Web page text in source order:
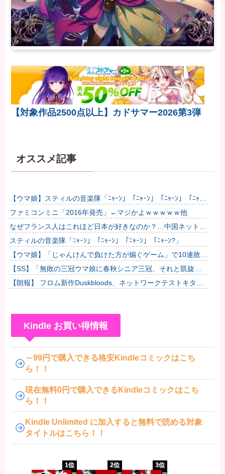
【対象作品2500点以上】カドサマー2026第3弾
オススメ記事
【ウマ娘】スティルの音楽隊「ﾆｬｰﾝ」「ﾆｬｰﾝ」「ﾆｬｰﾝ」「ﾆｬｰ
ﾝ?」他
ファミコンミニ「2016年発売」←マジかよｗｗｗｗｗ他
なぜフランス人はこれほど日本が好きなのか？…中国ネット
「中国と北朝鮮を除いて日本が好き」！
スティルの音楽隊「ﾆｬｰﾝ」「ﾆｬｰﾝ」「ﾆｬｰﾝ」「ﾆｬｰﾝ?」
【ウマ娘】「じゃんけんで負けた方が煽ぐゲーム」で10連敗中
のゼファー
【SS】「無敗の三冠ウマ娘に春秋シニア三冠、それと凱旋門
で勝利したら結婚してもいいよ」と担当ウマ娘に発言した普通
のトレー...
【朗報】 フロム新作Duskbloods、ネットワークテストキタ
Kindle お買い得情報
～99円で購入できる格安Kindleコミックはこち
ら！！
現在無料0円で購入できるKindleコミックはこち
ら！！
Kindle Unlimited に加入すると無料で読める対象
タイトルはこちら！！
1位 2位 3位